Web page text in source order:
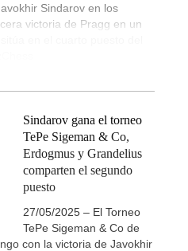
Sindarov en los
victoria de Pragg en un
Sindarov gana el torneo
TePe Sigeman & Co,
Erdogmus y Grandelius
comparten el segundo
puesto
27/05/2025 – El Torneo
TePe Sigeman & Co de
con la victoria de Javokhir